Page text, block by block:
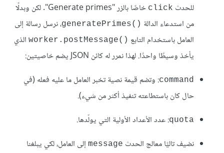
للحدث click
خاصًا بالزر "Generate primes". لكن وبدلًا
من استدعاء الدالة ()generatePrimes
، نرسل رسالة إلى
العامل باستخدام التابع ()worker.postMessage
الذي
يأخذ وسيطًا واحدًا. لهذا نمرر له كائن JSON يضم خاصيتين:
command: وتضم قيمة نصية تخبر العامل ما عليه فعله (في
حال كان باستطاعته تنفيذ أكثر من شيء).
quota: عدد اﻷعداد اﻷولية التي يولّدها.
نضيف تاليًا معالج الحدث message إلى العامل، لكي يبلغنا